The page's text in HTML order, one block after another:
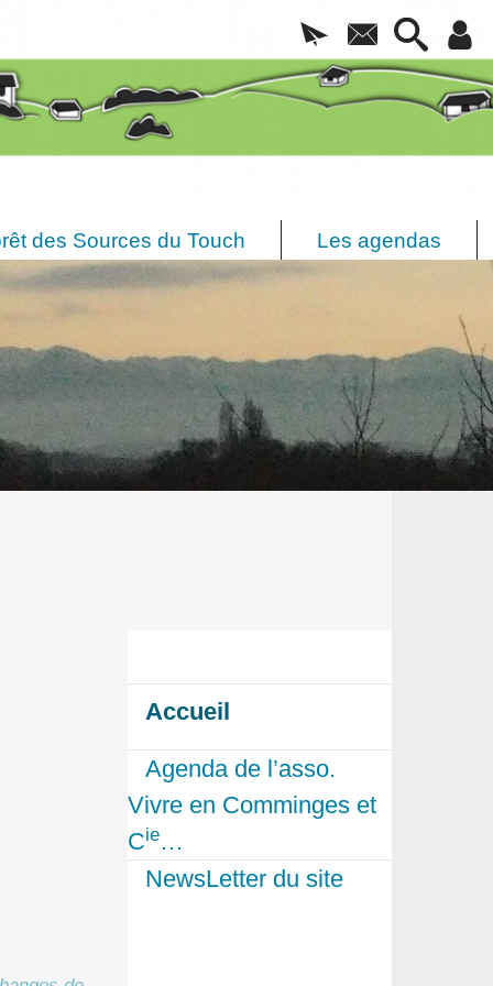
des Sources du Touch Les agendas
Accueil
Agenda de l’asso.
Vivre en Comminges et
Cie…
NewsLetter du site